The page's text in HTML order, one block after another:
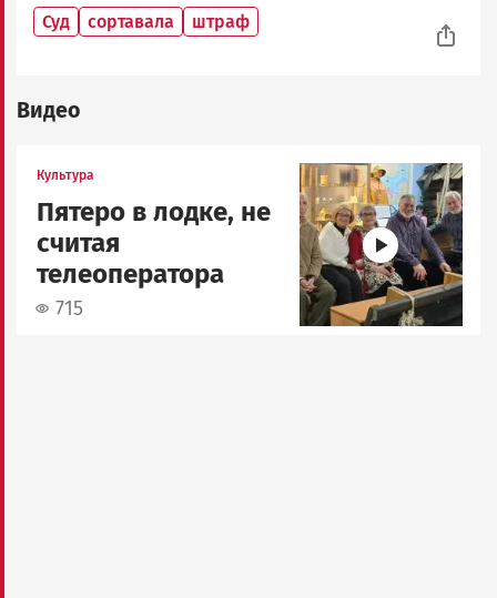
Суд
сортавала штраф
Видео
Культура
Пятеро в лодке, не
считая
телеоператора
715
Image